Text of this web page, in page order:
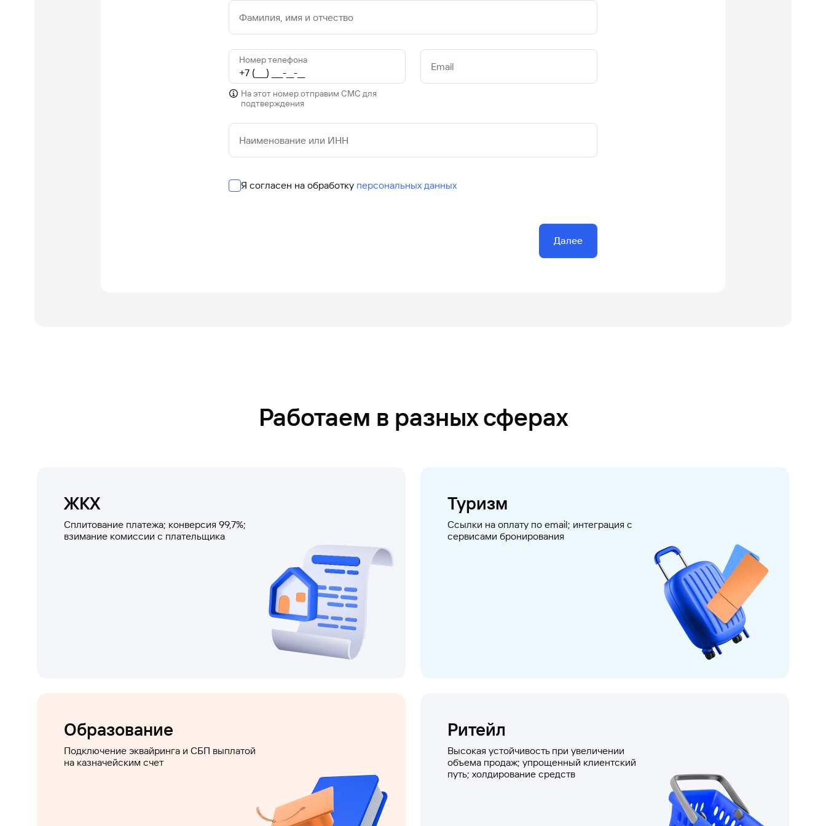
Фамилия, имя и отчество
Номер телефона
На этот номер отправим СМС для
подтверждения
Email
Наименование или ИНН
Я согласен на обработку персональных данных
Далее
Работаем в разных сферах
ЖКХ
Сплитование платежа; конверсия 99,7%;
взимание комиссии с плательщика
Туризм
Ссылки на оплату по email; интеграция с
сервисами бронирования
Образование
Подключение эквайринга и СБП выплатой
на казначейским счет
Ритейл
Высокая устойчивость при увеличении
объема продаж; упрощенный клиентский
путь; холдирование средств